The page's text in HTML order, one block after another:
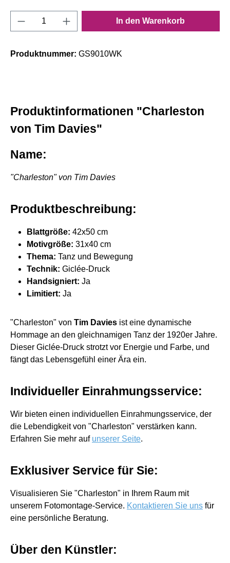
Produkt Anzahl: Gib den gewünschten
In den Warenkorb
Produktnummer: GS9010WK
Produktinformationen "Charleston
von Tim Davies"
Name:
"Charleston" von Tim Davies
Produktbeschreibung:
Blattgröße: 42x50 cm
Motivgröße: 31x40 cm
Thema: Tanz und Bewegung
Technik: Giclée-Druck
Handsigniert: Ja
Limitiert: Ja
"Charleston" von Tim Davies ist eine dynamische
Hommage an den gleichnamigen Tanz der 1920er Jahre.
Dieser Giclée-Druck strotzt vor Energie und Farbe, und
fängt das Lebensgefühl einer Ära ein.
Individueller Einrahmungsservice:
Wir bieten einen individuellen Einrahmungsservice, der
die Lebendigkeit von "Charleston" verstärken kann.
Erfahren Sie mehr auf unserer Seite.
Exklusiver Service für Sie:
Visualisieren Sie "Charleston" in Ihrem Raum mit
unserem Fotomontage-Service. Kontaktieren Sie uns für
eine persönliche Beratung.
Über den Künstler: